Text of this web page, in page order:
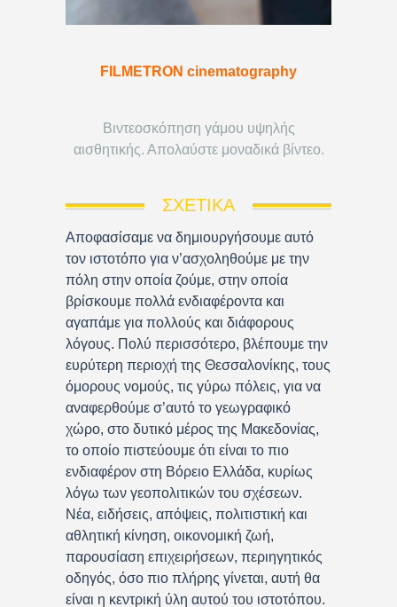
FILMETRON cinematography
Βιντεοσκόπηση γάμου υψηλής
αισθητικής. Απολαύστε μοναδικά βίντεο.
ΣΧΕΤΙΚΆ
Αποφασίσαμε να δημιουργήσουμε αυτό
τον ιστοτόπο για ν’ασχοληθούμε με την
πόλη στην οποία ζούμε, στην οποία
βρίσκουμε πολλά ενδιαφέροντα και
αγαπάμε για πολλούς και διάφορους
λόγους. Πολύ περισσότερο, βλέπουμε την
ευρύτερη περιοχή της Θεσσαλονίκης, τους
όμορους νομούς, τις γύρω πόλεις, για να
αναφερθούμε σ’αυτό το γεωγραφικό
χώρο, στο δυτικό μέρος της Μακεδονίας,
το οποίο πιστεύουμε ότι είναι το πιο
ενδιαφέρον στη Βόρειο Ελλάδα, κυρίως
λόγω των γεοπολιτικών του σχέσεων.
Νέα, ειδήσεις, απόψεις, πολιτιστική και
αθλητική κίνηση, οικονομική ζωή,
παρουσίαση επιχειρήσεων, περιηγητικός
οδηγός, όσο πιο πλήρης γίνεται, αυτή θα
είναι η κεντρική ύλη αυτού του ιστοτόπου.